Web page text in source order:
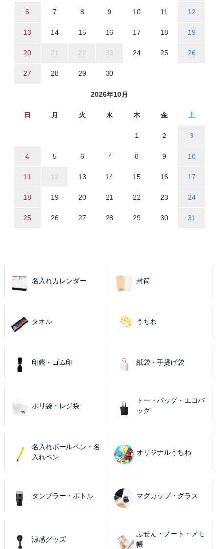
6 7 8 9 10 11 12
13 14 15 16 17 18 19
20 21 22 23 24 25 26
27 28 29 30
2026年10月
日 月 火 水 木 金 土
1 2 3
4 5 6 7 8 9 10
11 12 13 14 15 16 17
18 19 20 21 22 23 24
25 26 27 28 29 30 31
名入れカレンダー 封筒
タオル うちわ
印鑑・ゴム印 紙袋・手提げ袋
ポリ袋・レジ袋
トートバッグ・エコバ
ッグ
名入れボールペン・名
入れペン
オリジナルうちわ
タンブラー・ボトル マグカップ・グラス
涼感グッズ
ふせん・ノート・メモ
帳